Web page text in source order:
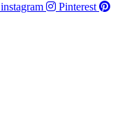
instagram
Pinterest